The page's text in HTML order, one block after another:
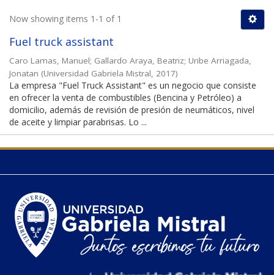
Now showing items 1-1 of 1
Fuel truck assistant
Caro Lamas, Manuel; Gallardo Araya, Beatriz; Uribe Arriagada,
Jonatan (Universidad Gabriela Mistral, 2017)
La empresa "Fuel Truck Assistant" es un negocio que consiste
en ofrecer la venta de combustibles (Bencina y Petróleo) a
domicilio, además de revisión de presión de neumáticos, nivel
de aceite y limpiar parabrisas. Lo ...